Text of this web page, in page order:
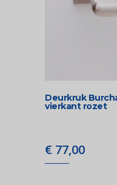
Deurkruk
vierkant rozet
€ 77,00